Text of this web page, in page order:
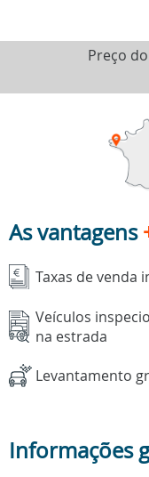
Preço
As vantagens
Taxas de venda
Veículos
na estrada
Levantamento
Informações